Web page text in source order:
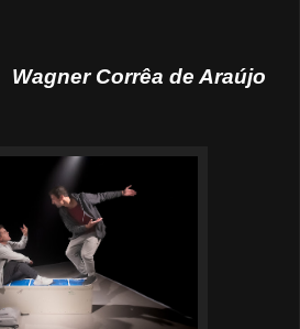
Wagner Corrêa de Araújo